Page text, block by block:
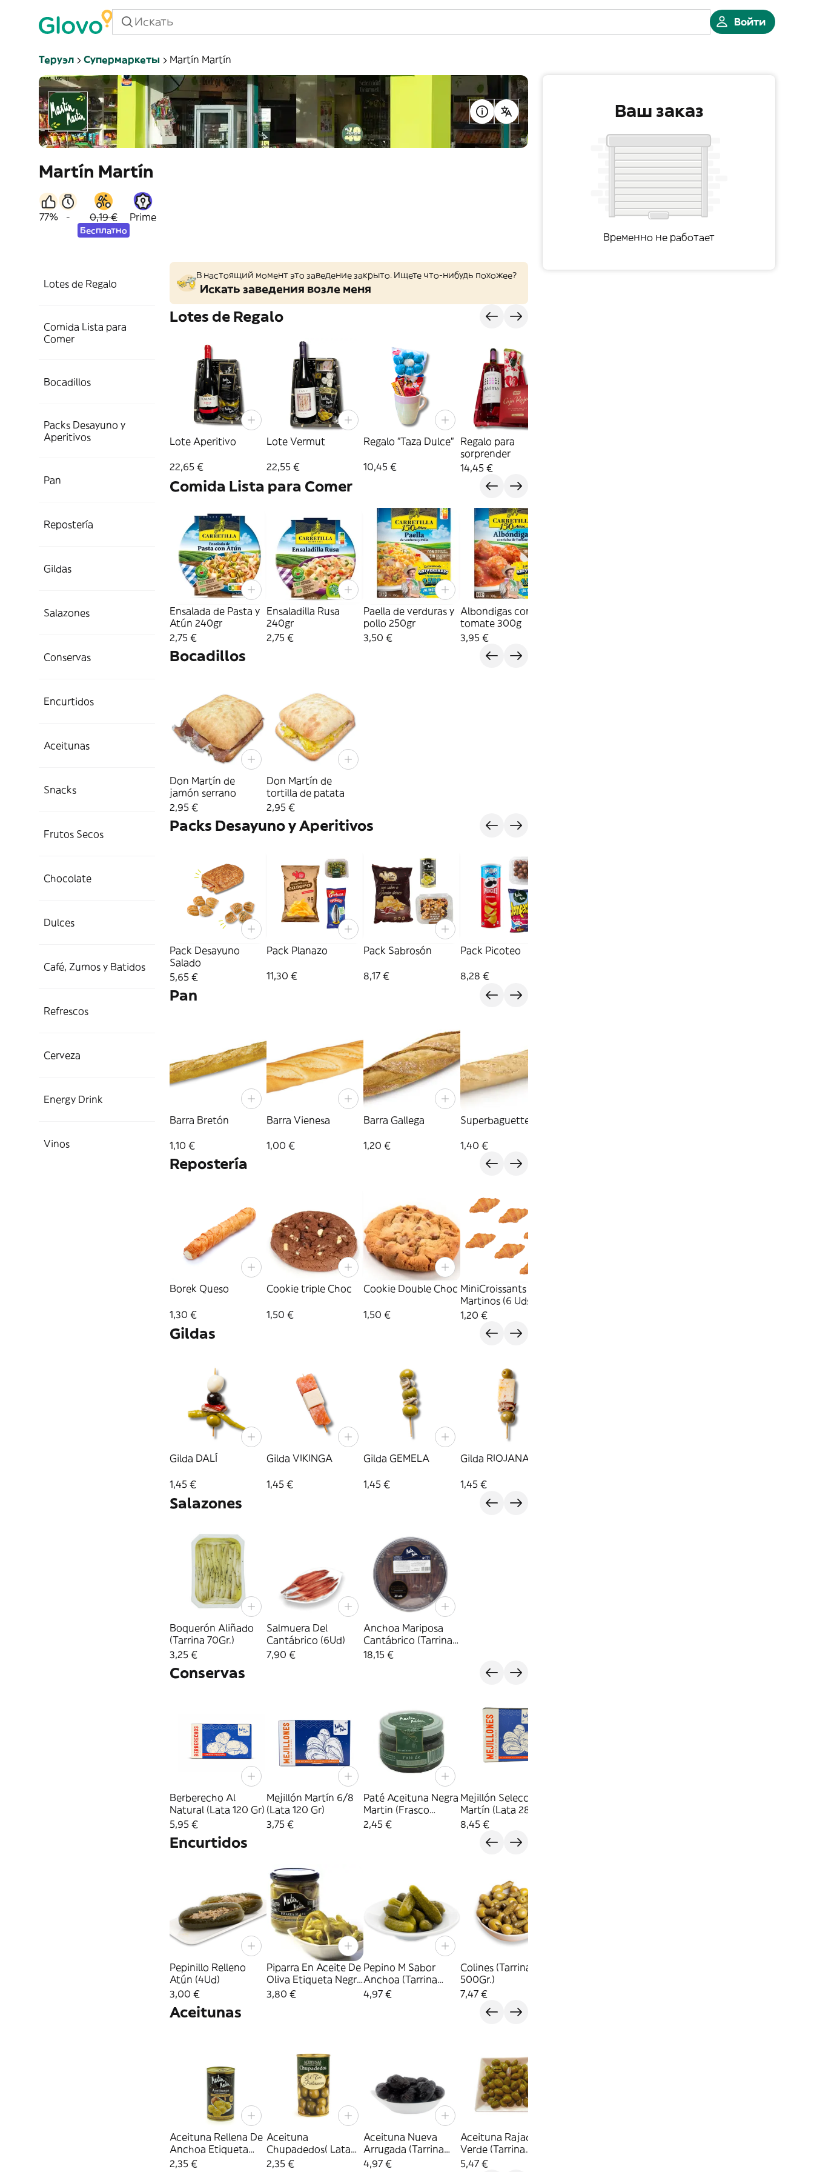
Войти
Теруэл Супермаркеты Martín Martín
Martín Martín
77% - 0,19 €
Бесплатно
Prime
Lotes de Regalo
Comida Lista para
Comer
Bocadillos
Packs Desayuno y
Aperitivos
Pan
Repostería
Gildas
Salazones
Conservas
Encurtidos
Aceitunas
Snacks
Frutos Secos
Chocolate
Dulces
Café, Zumos y Batidos
Refrescos
Cerveza
Energy Drink
Vinos
В настоящий момент это заведение закрыто. Ищете что-нибудь похожее?
Искать заведения возле меня
Lotes de Regalo
Lote Aperitivo
22,65 €
Lote Vermut
22,55 €
Regalo "Taza Dulce"
10,45 €
Regalo para
sorprender
14,45 €
Comida Lista para Comer
Ensalada de Pasta y
Atún 240gr
2,75 €
Ensaladilla Rusa
240gr
2,75 €
Paella de verduras y
pollo 250gr
3,50 €
Albondigas con
tomate 300g
3,95 €
Bocadillos
Don Martín de
jamón serrano
2,95 €
Don Martín de
tortilla de patata
2,95 €
Packs Desayuno y Aperitivos
Pack Desayuno
Salado
5,65 €
Pack Planazo
11,30 €
Pack Sabrosón
8,17 €
Pack Picoteo
8,28 €
Pan
Barra Bretón
1,10 €
Barra Vienesa
1,00 €
Barra Gallega
1,20 €
Superbaguette
1,40 €
Repostería
Borek Queso
1,30 €
Cookie triple Choc
1,50 €
Cookie Double Choc
1,50 €
MiniCroissants
Martinos (6 Uds.)
1,20 €
Gildas
Gilda DALÍ
1,45 €
Gilda VIKINGA
1,45 €
Gilda GEMELA
1,45 €
Gilda RIOJANA
1,45 €
Salazones
Boquerón Aliñado
(Tarrina 70Gr.)
3,25 €
Salmuera Del
Cantábrico (6Ud)
7,90 €
Anchoa Mariposa
Cantábrico (Tarrina
12 Ud)
18,15 €
Conservas
Berberecho Al
Natural (Lata 120 Gr)
5,95 €
Mejillón Martín 6/8
(Lata 120 Gr)
3,75 €
Paté Aceituna Negra
Martin (Frasco
110Gr.)
2,45 €
Mejillón Selección
Martín (Lata 280 Gr)
8,45 €
Encurtidos
Pepinillo Relleno
Atún (4Ud)
3,00 €
Piparra En Aceite De
Oliva Etiqueta Negra
(Frasco 370Gr)
3,80 €
Pepino M Sabor
Anchoa (Tarrina
500Gr.)
4,97 €
Colines (Tarrina
500Gr.)
7,47 €
Aceitunas
Aceituna Rellena De
Anchoa Etiqueta
Negra (Lata 150Gr.)
2,35 €
Aceituna
Chupadedos( Lata
185Gr.)
2,35 €
Aceituna Nueva
Arrugada (Tarrina
500Gr.)
4,97 €
Aceituna Rajada
Verde (Tarrina
500Gr)
5,47 €
Ваш заказ
Временно не работает